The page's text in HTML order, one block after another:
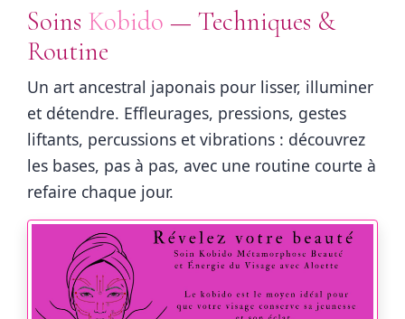
Soins Kobido — Techniques &
Routine
Un art ancestral japonais pour lisser, illuminer
et détendre. Effleurages, pressions, gestes
liftants, percussions et vibrations : découvrez
les bases, pas à pas, avec une routine courte à
refaire chaque jour.